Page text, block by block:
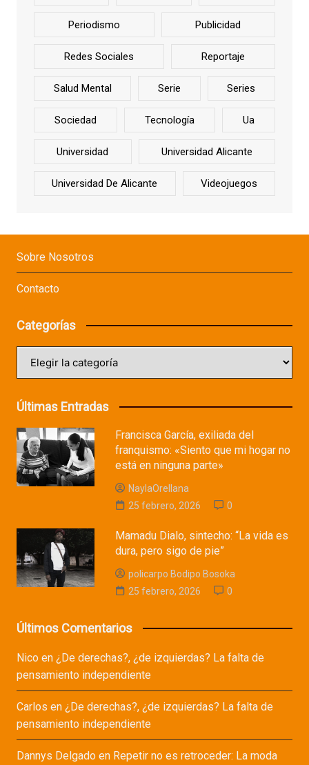
Periodismo Publicidad
Redes Sociales Reportaje
Salud Mental Serie Series
Sociedad Tecnología Ua
Universidad Universidad Alicante
Universidad De Alicante Videojuegos
Sobre Nosotros
Contacto
Categorías
Últimas Entradas
Francisca García, exiliada del
franquismo: «Siento que mi hogar no
está en ninguna parte»
NaylaOrellana
25 febrero, 2026
0
Mamadu Dialo, sintecho: “La vida es
dura, pero sigo de pie”
policarpo Bodipo Bosoka
25 febrero, 2026
0
Últimos Comentarios
Nicoen ¿De derechas?, ¿de izquierdas? La falta de
pensamiento independiente
Carlos en ¿De derechas?, ¿de izquierdas? La falta de
pensamiento independiente
Dannys Delgadoen Repetir no es retroceder: La moda